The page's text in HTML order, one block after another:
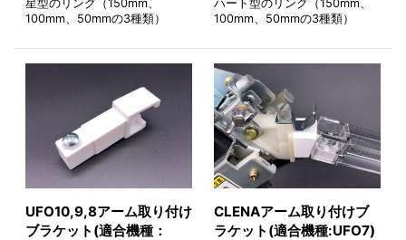
星型のリング（150mm、
100mm、50mmの3種類）
ハート型のリング（150mm、
100mm、50mmの3種類）
UFO10,9,8アーム取り付け
ブラケット(適合機種：
CLENAアーム取り付けブ
ラケット(適合機種:UFO7)